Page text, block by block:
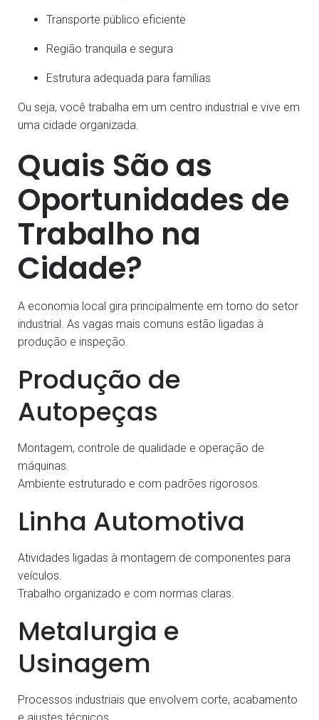
Transporte público eficiente
Região tranquila e segura
Estrutura adequada para famílias
Ou seja, você trabalha em um centro industrial e vive em
uma cidade organizada.
Quais São as
Oportunidades de
Trabalho na
Cidade?
A economia local gira principalmente em torno do setor
industrial. As vagas mais comuns estão ligadas à
produção e inspeção.
Produção de
Autopeças
Montagem, controle de qualidade e operação de
máquinas.
Ambiente estruturado e com padrões rigorosos.
Linha Automotiva
Atividades ligadas à montagem de componentes para
veículos.
Trabalho organizado e com normas claras.
Metalurgia e
Usinagem
Processos industriais que envolvem corte, acabamento